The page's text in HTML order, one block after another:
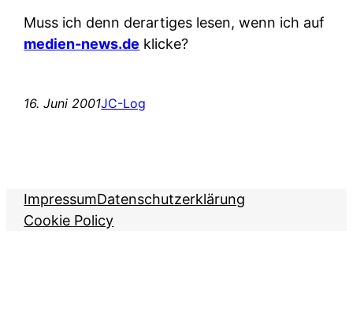
Muss ich denn derartiges lesen, wenn ich auf
medien-news.de klicke?
16. Juni 2001JC-Log
ImpressumDatenschutzerklärung
Cookie Policy